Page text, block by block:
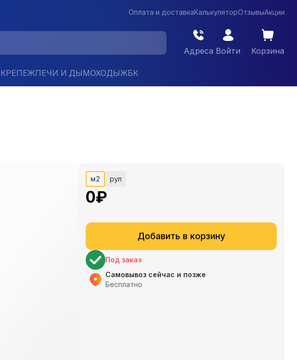
Оплата и доставкаКалькуляторОтзывыАкции
Адреса Войти Корзина
КРЕПЕЖПЕЧИ И ДЫМОХОДЫЖБК
м2 рул
0₽
Добавить в корзину
Под заказ
Самовывоз сейчас и позже
Бесплатно